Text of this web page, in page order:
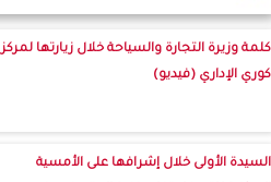
كلمة وزيرة التجارة والسياحة خلال زيارتها لمركز
كوري الإداري (فيديو)
السيدة الأولى خلال إشرافها على الأمسية